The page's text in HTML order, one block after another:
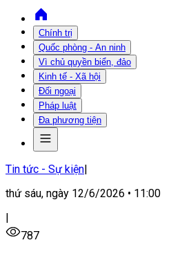
Chính trị
Quốc phòng - An ninh
Vì chủ quyền biển, đảo
Kinh tế - Xã hội
Đối ngoại
Pháp luật
Đa phương tiện
Tin tức - Sự kiện|
thứ sáu, ngày 12/6/2026 • 11:00
|
787